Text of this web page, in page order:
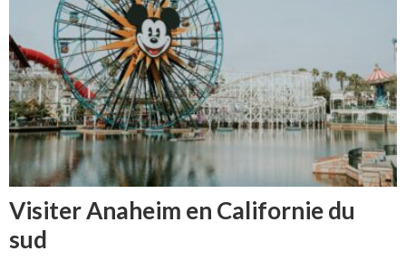
Visiter Anaheim en Californie du
sud